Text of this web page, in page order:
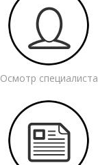
Осмотр специалиста